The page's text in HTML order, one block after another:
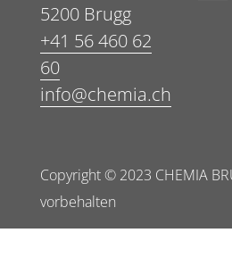
5200 Brugg
+41 56 460 62
60
info@chemia.ch
Copyright © 2023 CHEMIA
vorbehalten